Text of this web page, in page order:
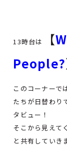
13時台は 【
People?
このコーナーで
たちが日替わり
タビュー！
そこから見えて
と共有していき